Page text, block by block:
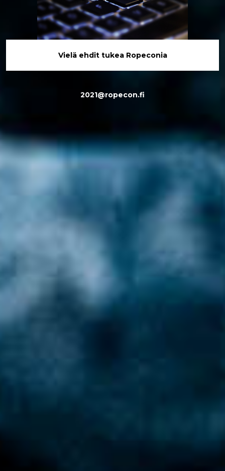
Vielä ehdit tukea Ropeconia
2021@ropecon.fi